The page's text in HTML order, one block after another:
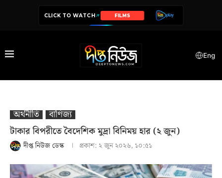
CLICK TO WATCH SERIES
Eng
অর্থনীতি
বাণিজ্য
টাকার বিপরীতে বৈদেশিক মুদ্রা বিনিময় হার (২ জুন)
দীপ্ত নিউজ ডেস্ক প্রকাশ: ২ জুন ২০২৬, ১০:৫১